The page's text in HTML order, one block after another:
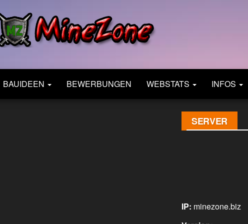
besonderes
Netzwerk!
BAUIDEEN BEWERBUNGEN WEBSTATS INFOS
SERVER
IP: minezone.biz